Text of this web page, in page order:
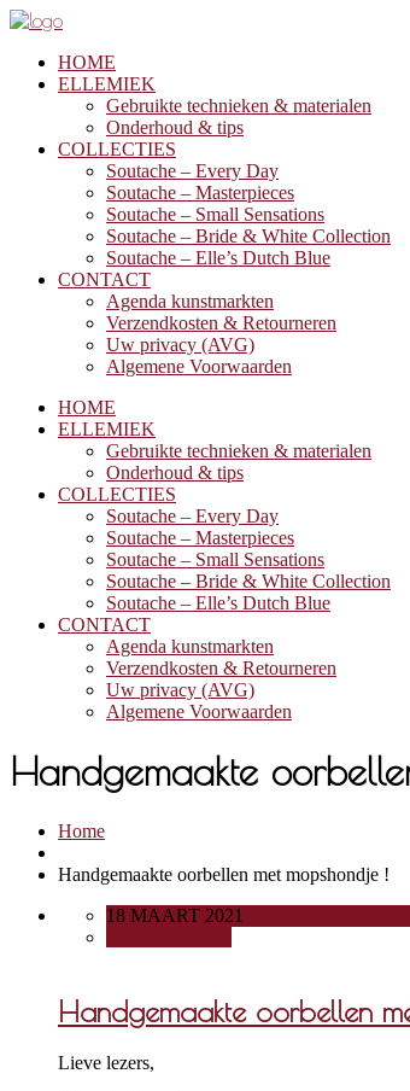
HOME
ELLEMIEK
Gebruikte technieken & materialen
Onderhoud & tips
COLLECTIES
Soutache – Every Day
Soutache – Masterpieces
Soutache – Small Sensations
Soutache – Bride & White Collection
Soutache – Elle’s Dutch Blue
CONTACT
Agenda kunstmarkten
Verzendkosten & Retourneren
Uw privacy (AVG)
Algemene Voorwaarden
HOME
ELLEMIEK
Gebruikte technieken & materialen
Onderhoud & tips
COLLECTIES
Soutache – Every Day
Soutache – Masterpieces
Soutache – Small Sensations
Soutache – Bride & White Collection
Soutache – Elle’s Dutch Blue
CONTACT
Agenda kunstmarkten
Verzendkosten & Retourneren
Uw privacy (AVG)
Algemene Voorwaarden
Handgemaakte
Home
Handgemaakte oorbellen met mopshondje !
18 MAART 2021
Handgemaakte oorbellen
Lieve lezers,